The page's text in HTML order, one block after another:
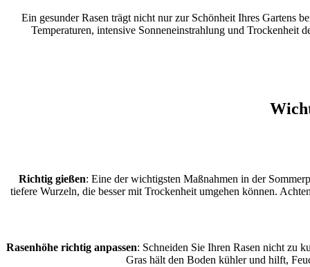
Ein gesunder Rasen trägt nicht nur zur Schönheit Ihres Gartens
Temperaturen, intensive Sonneneinstrahlung und Trockenheit
Richtig gießen: Eine der wichtigsten Maßnahmen in der
tiefere Wurzeln, die besser mit Trockenheit umgehen können.
Rasenhöhe richtig anpassen: Schneiden Sie Ihren Rasen nicht zu
Gras hält den Boden kühler und hilft,